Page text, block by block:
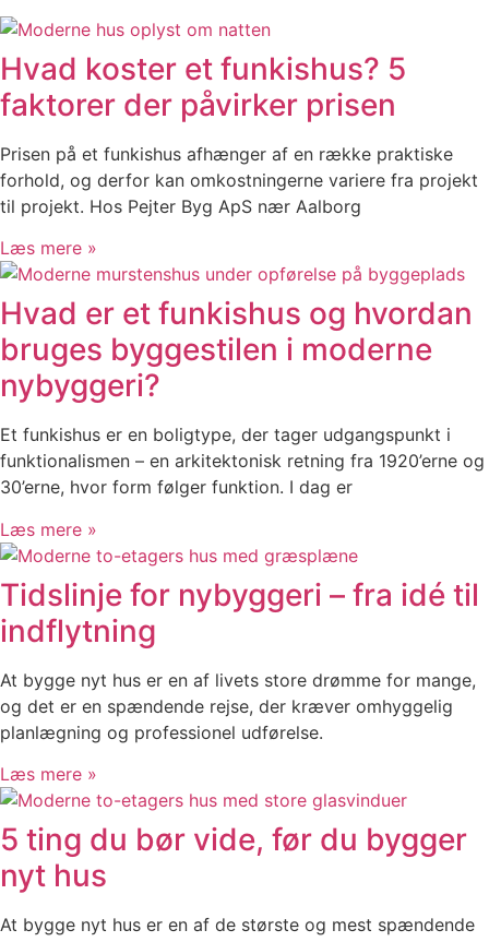
Hvad koster et funkishus? 5
faktorer der påvirker prisen
Prisen på et funkishus afhænger af en række praktiske
forhold, og derfor kan omkostningerne variere fra projekt
til projekt. Hos Pejter Byg ApS nær Aalborg
Læs mere »
Hvad er et funkishus og hvordan
bruges byggestilen i moderne
nybyggeri?
Et funkishus er en boligtype, der tager udgangspunkt i
funktionalismen – en arkitektonisk retning fra 1920’erne og
30’erne, hvor form følger funktion. I dag er
Læs mere »
Tidslinje for nybyggeri – fra idé til
indflytning
At bygge nyt hus er en af livets store drømme for mange,
og det er en spændende rejse, der kræver omhyggelig
planlægning og professionel udførelse.
Læs mere »
5 ting du bør vide, før du bygger
nyt hus
At bygge nyt hus er en af de største og mest spændende